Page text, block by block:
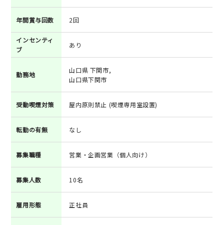
年間賞与回数 2回
インセンティ
ブ
あり
勤務地
山口県 下関市,
山口県下関市
受動喫煙対策 屋内原則禁止 (喫煙専用室設置)
転勤の有無 なし
募集職種 営業・企画営業（個人向け）
募集人数 10名
雇用形態 正社員